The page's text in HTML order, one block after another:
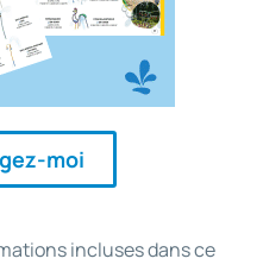
moi
incluses dans ce